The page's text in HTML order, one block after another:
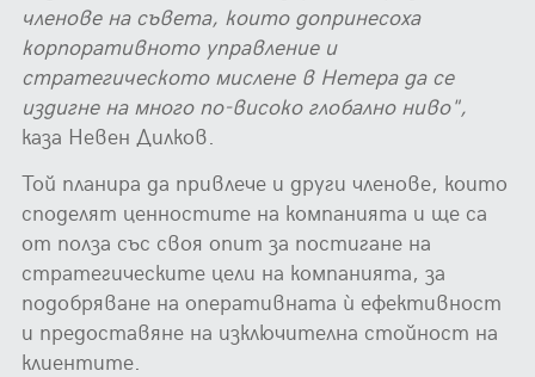
членове на съвета, които допринесоха
корпоративното управление и
стратегическото мислене в Нетера да се
издигне на много по-високо глобално ниво",
каза Невен Дилков.
Той планира да привлече и други членове, които
споделят ценностите на компанията и ще са
от полза със своя опит за постигане на
стратегическите цели на компанията, за
подобряване на оперативната ѝ ефективност
и предоставяне на изключителна стойност на
клиентите.